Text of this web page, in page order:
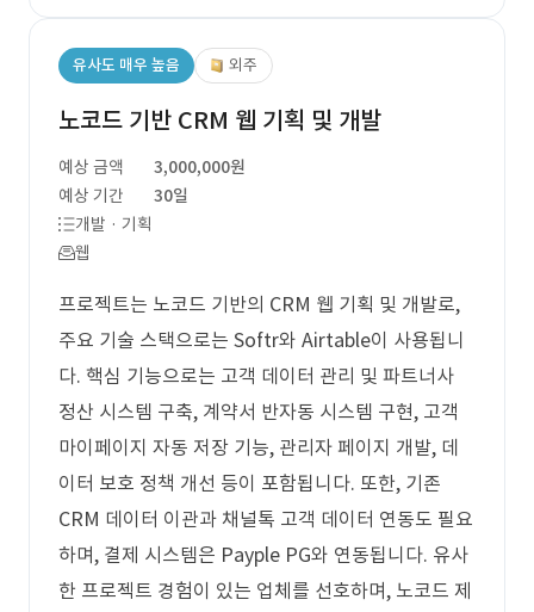
유사도 매우 높음 외주
노코드 기반 CRM 웹 기획 및 개발
예상 금액
3,000,000원
예상 기간
30일
개발 · 기획
웹
프로젝트는 노코드 기반의 CRM 웹 기획 및 개발로,
주요 기술 스택으로는 Softr와 Airtable이 사용됩니
다. 핵심 기능으로는 고객 데이터 관리 및 파트너사
정산 시스템 구축, 계약서 반자동 시스템 구현, 고객
마이페이지 자동 저장 기능, 관리자 페이지 개발, 데
이터 보호 정책 개선 등이 포함됩니다. 또한, 기존
CRM 데이터 이관과 채널톡 고객 데이터 연동도 필요
하며, 결제 시스템은 Payple PG와 연동됩니다. 유사
한 프로젝트 경험이 있는 업체를 선호하며, 노코드 제